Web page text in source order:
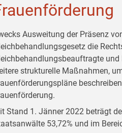
Ausweitung der Präsenz
die
strukturelle Maßnahmen,
Stand 1. Jänner 2022 beträgt
53,72% und im